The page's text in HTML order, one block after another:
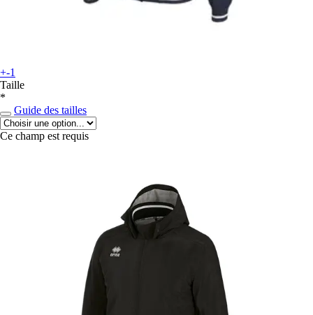
+-1
Taille
*
Guide des tailles
Ce champ est requis